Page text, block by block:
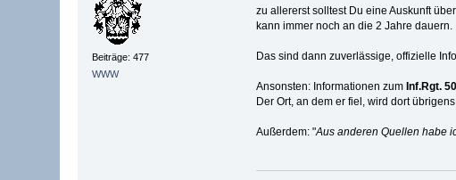
Beiträge: 477
WWW
zu allererst solltest Du eine Auskunft
kann immer noch an die 2 Jahre dauern.
Das sind dann zuverlässige, offizielle
Ansonsten: Informationen zum Inf.Rgt. 50
Der Ort, an dem er fiel, wird dort
Außerdem: "Aus anderen Quellen habe